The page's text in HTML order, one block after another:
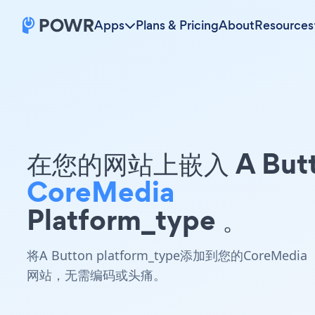
Apps Plans & PricingAboutResources
在您的网站上嵌入 A
CoreMedia
Platform_type 。
将A Button platform_type添加到您的CoreMedia
网站，无需编码或头痛。